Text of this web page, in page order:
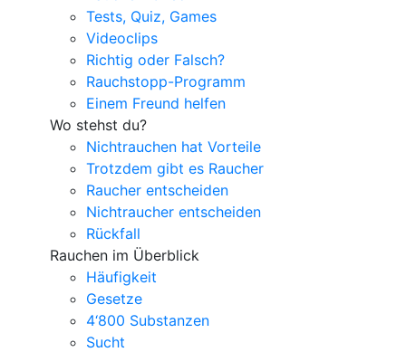
Tests, Quiz, Games
Videoclips
Richtig oder Falsch?
Rauchstopp-Programm
Einem Freund helfen
Wo stehst du?
Nichtrauchen hat Vorteile
Trotzdem gibt es Raucher
Raucher entscheiden
Nichtraucher entscheiden
Rückfall
Rauchen im Überblick
Häufigkeit
Gesetze
4‘800 Substanzen
Sucht